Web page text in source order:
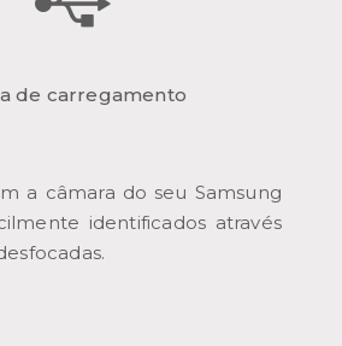
de carregamento
a câmara do seu Samsung
identificados através